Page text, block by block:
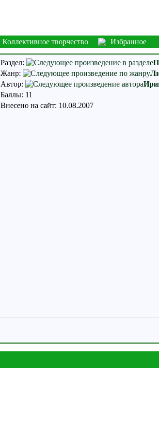
Коллективное творчество Избранное
Раздел:
Жанр:
Автор:
Баллы: 11
Внесено на сайт: 10.08.2007